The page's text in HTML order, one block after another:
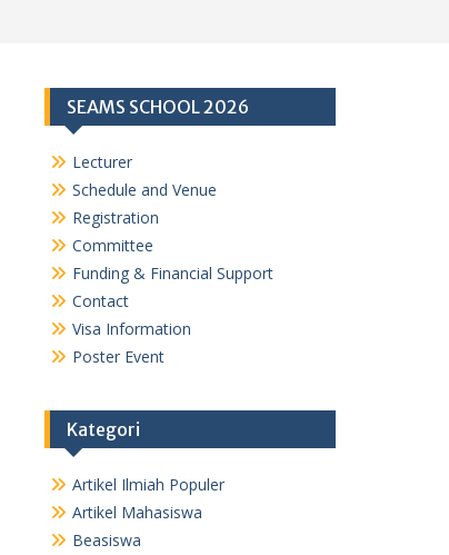
SEAMS SCHOOL 2026
Lecturer
Schedule and Venue
Registration
Committee
Funding & Financial Support
Contact
Visa Information
Poster Event
Kategori
Artikel Ilmiah Populer
Artikel Mahasiswa
Beasiswa